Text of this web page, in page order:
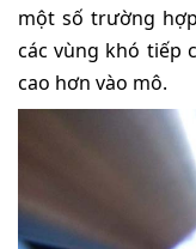
một số trường
các vùng khó tiếp
cao hơn vào mô.